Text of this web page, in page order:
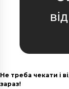
Не треба чекати і
зараз!